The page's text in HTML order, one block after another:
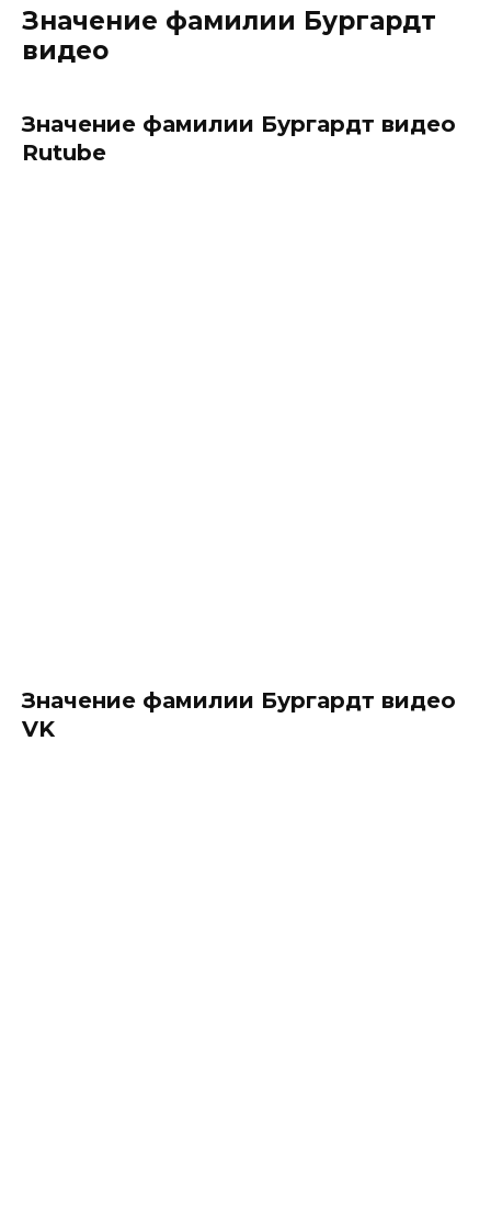
Значение фамилии Бургардт
видео
Значение фамилии Бургардт видео
Rutube
Значение фамилии Бургардт видео
VK